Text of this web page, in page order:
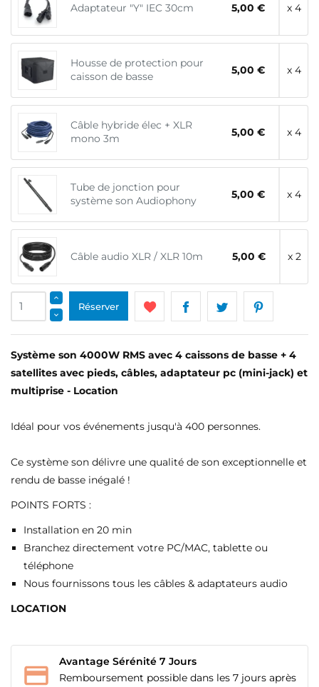
Adaptateur "Y" IEC 30cm 5,00 € x 4
Housse de protection pour
caisson de basse
5,00 € x 4
Câble hybride élec + XLR
mono 3m
5,00 € x 4
Tube de jonction pour
système son Audiophony
5,00 € x 4
Câble audio XLR / XLR 10m 5,00 € x 2
Réserver
Système son 4000W RMS avec 4 caissons de basse + 4
satellites avec pieds, câbles, adaptateur pc (mini-jack) et
multiprise - Location
Idéal pour vos événements jusqu'à 400 personnes.
Ce système son délivre une qualité de son exceptionnelle et
rendu de basse inégalé !
POINTS FORTS :
Installation en 20 min
Branchez directement votre PC/MAC, tablette ou
téléphone
Nous fournissons tous les câbles & adaptateurs audio
LOCATION
Avantage Sérénité 7 Jours
Remboursement possible dans les 7 jours après